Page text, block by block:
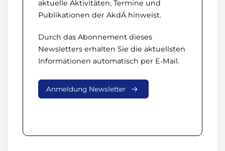
aktuelle Aktivitäten, Termine und
Publikationen der AkdÄ hinweist.
Durch das Abonnement dieses
Newsletters erhalten Sie die aktuellsten
Informationen automatisch per E-Mail.
Anmeldung Newsletter